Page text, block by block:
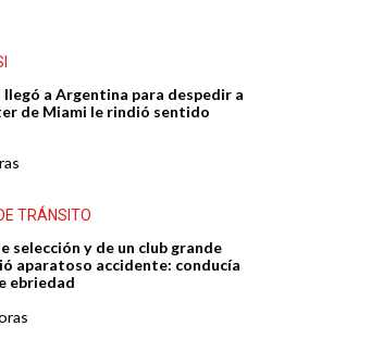
llegó a Argentina para despedir a
de Miami le rindió sentido
TRÁNSITO
selección y de un club grande
aparatoso accidente: conducía
ebriedad